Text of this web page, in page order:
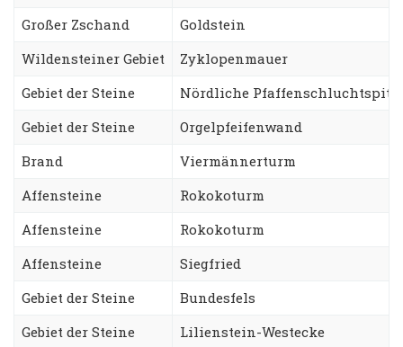
Großer Zschand
Goldstein
Wildensteiner Gebiet
Zyklopenmauer
Gebiet der Steine
Nördliche
Gebiet der Steine
Orgelpfeifenwand
Brand
Viermännerturm
Affensteine
Rokokoturm
Affensteine
Rokokoturm
Affensteine
Siegfried
Gebiet der Steine
Bundesfels
Gebiet der Steine
Lilienstein-Westecke